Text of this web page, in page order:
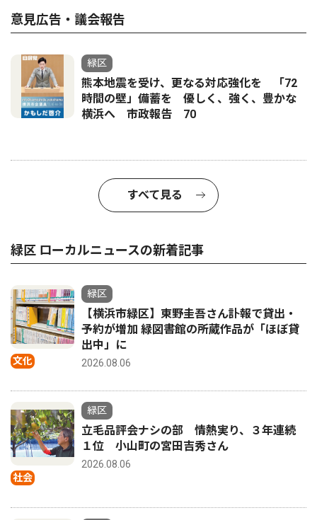
意見広告・議会報告
緑区
熊本地震を受け、更なる対応強化を 「72
時間の壁」備蓄を 優しく、強く、豊かな
横浜へ 市政報告 70
すべて見る
緑区 ローカルニュースの新着記事
文化
緑区
【横浜市緑区】東野圭吾さん訃報で貸出・
予約が増加 緑図書館の所蔵作品が「ほぼ貸
出中」に
2026.08.06
社会
緑区
立毛品評会ナシの部 情熱実り、３年連続
１位 小山町の宮田吉秀さん
2026.08.06